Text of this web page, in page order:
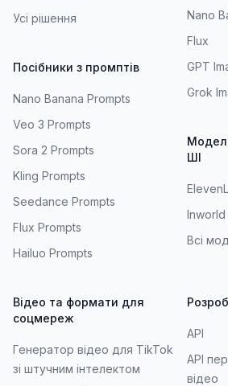
Усі рішення
Посібники з промптів
Nano Banana Prompts
Veo 3 Prompts
Sora 2 Prompts
Kling Prompts
Seedance Prompts
Flux Prompts
Hailuo Prompts
Nano
Flux
GPT
Grok
ШІ
Всі
Відео та формати для
соцмереж
Генератор відео для TikTok
зі штучним інтелектом
API
API
відео